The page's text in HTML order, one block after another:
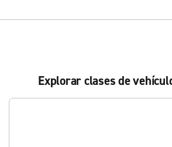
Explorar clases de